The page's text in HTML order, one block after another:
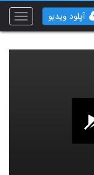
Toggle
آپلود ویدیو